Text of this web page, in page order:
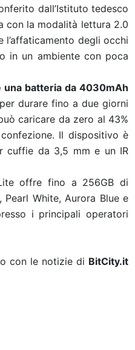
dall’Istituto tedesco
con la modalità lettura 2.0
degli occhi
in un ambiente con poca
batteria da 4030mAh
durare fino a due giorni
caricare da zero al 43%
Il dispositivo è
cuffie da 3,5 mm e un IR
offre fino a 256GB di
White, Aurora Blue e
i principali operatori
con le notizie di BitCity.it